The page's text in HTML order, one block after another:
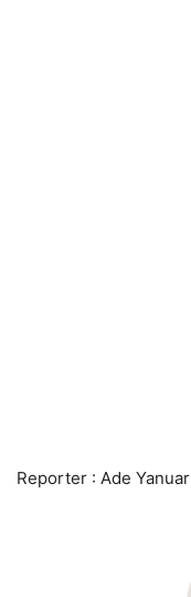
Reporter : Ade Yanuar